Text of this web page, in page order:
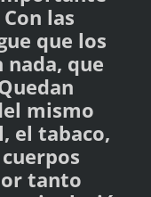
las
que los
que
mismo
el tabaco,
tanto